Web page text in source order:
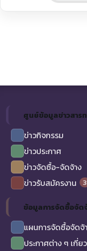
ศูนย์ข้อมูลข่าวสารท
ข่าวกิจกรรม
ข่าวประกาศ
ข่าวจัดซื้อ-จัดจ้าง
ข่าวรับสมัครงาน
3
ข้อมูลการจัดซื้อจัด
แผนการจัดซื้อจัดจ้
ประกาศต่าง ๆ เกี่